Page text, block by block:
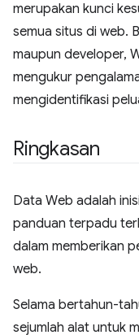
merupakan kunci
semua situs di web.
maupun developer,
mengukur
mengidentifikasi
Ringkasan
Data Web adalah
panduan terpadu
dalam memberikan
web.
Selama bertahun-
sejumlah alat untuk